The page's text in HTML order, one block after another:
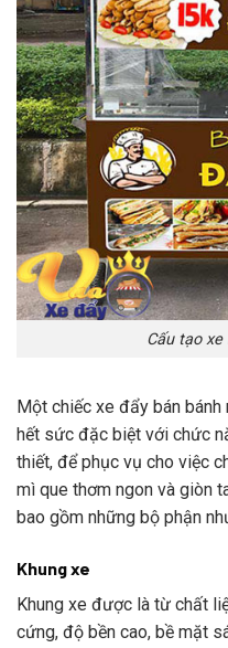
Cấu tạo
Một chiếc xe đẩy bán
hết sức đặc biệt với chức
thiết, để phục vụ cho việc
mì que thơm ngon và giòn
bao gồm những bộ phận
Khung xe
Khung xe được là từ chất
cứng, độ bền cao, bề mặt